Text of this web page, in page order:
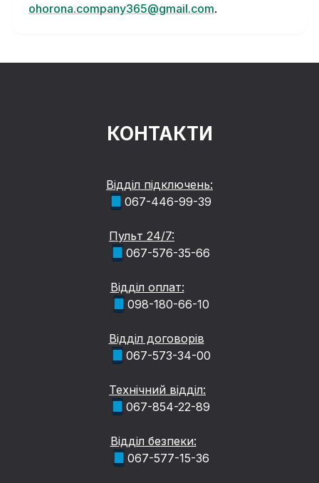
ohorona.company365@gmail.com.
КОНТАКТИ
Відділ підключень:
067-446-99-39
Пульт 24/7:
067-576-35-66
Відділ оплат:
098-180-66-10
Відділ договорів
067-573-34-00
Технічний відділ:
067-854-22-89
Відділ безпеки:
067-577-15-36